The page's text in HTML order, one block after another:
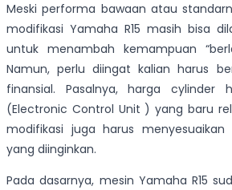
Meski performa bawaan atau
modifikasi Yamaha R15 masih bisa
untuk menambah kemampuan
Namun, perlu diingat kalian harus
finansial. Pasalnya, harga cylinder
(Electronic Control Unit ) yang baru
modifikasi juga harus
yang diinginkan.
Pada dasarnya, mesin Yamaha R15